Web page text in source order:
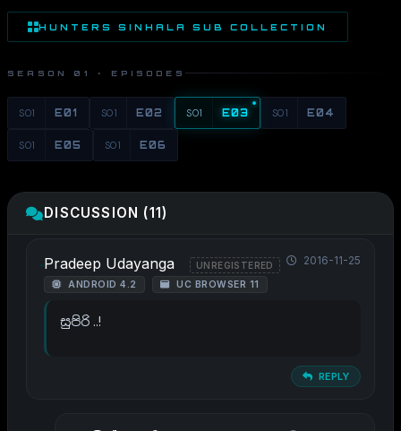
HUNTERS SINHALA SUB COLLECTION
SEASON 01 · EPISODES
S01 E01 S01 E02 S01 E03 S01 E04
S01 E05 S01 E06
DISCUSSION (11)
Pradeep Udayanga UNREGISTERED
ANDROID 4.2 UC BROWSER 11
2016-11-25
සුපිරි ..!
REPLY